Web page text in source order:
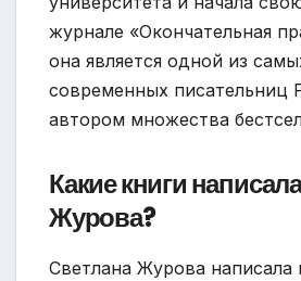
журнале «Окончательная
она является одной из
современных писательниц
автором множества
Какие книги
Журова?
Светлана Журова написала